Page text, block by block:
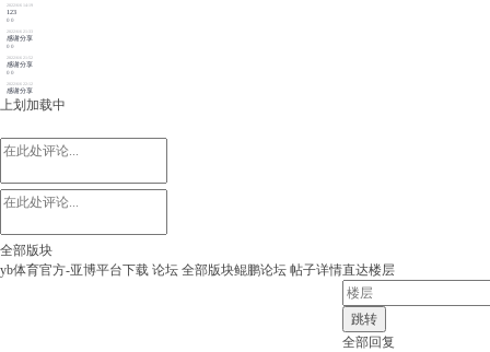
2022/6/6 14:19
123
0 0
2022/6/6 21:33
感谢分享
0 0
2022/6/6 21:52
感谢分享
0 0
2022/6/6 22:12
感谢分享
上划加载中
全部版块
yb体育官方-亚博平台下载 论坛 全部版块鲲鹏论坛 帖子详情直达楼层
跳转
全部回复